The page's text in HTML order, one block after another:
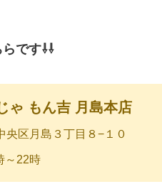
です⇩⇩
ゃ もん吉 月島本店
央区月島３丁目８−１０
～22時